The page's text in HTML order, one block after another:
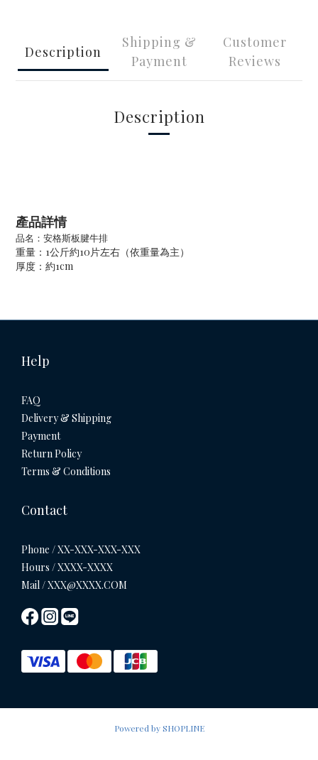
Description
Shipping &
Payment
Customer
Reviews
Description
產品詳情
品名：安格斯板腱牛排
重量：1公斤約10片左右（依重量為主）
厚度：約1cm
Help
FAQ
Delivery & Shipping
Payment
Return Policy
Terms & Conditions
Contact
Phone / XX-XXX-XXX-XXX
Hours / XXXX-XXXX
Mail / XXX@XXXX.COM
Powered by SHOPLINE